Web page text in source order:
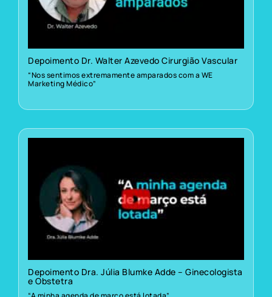
Depoimento Dr. Walter Azevedo Cirurgião Vascular
“Nos sentimos extremamente amparados com a WE
Marketing Médico”
Depoimento Dra. Júlia Blumke Adde – Ginecologista
e Obstetra